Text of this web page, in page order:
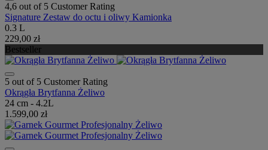
4,6 out of 5 Customer Rating
Signature Zestaw do octu i oliwy Kamionka
0.3 L
229,00 zł
Bestseller
5 out of 5 Customer Rating
Okrągła Brytfanna Żeliwo
24 cm - 4.2L
1.599,00 zł